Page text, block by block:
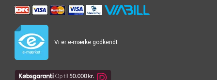
Vi er e-mærke godkendt